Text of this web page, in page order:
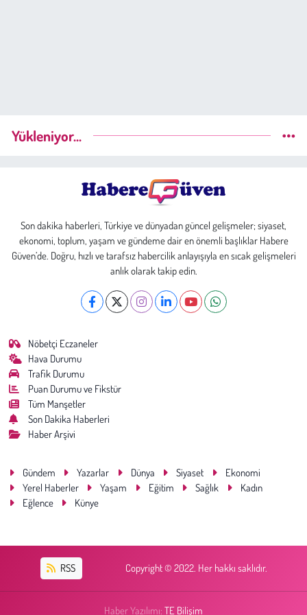
Yükleniyor...
Son dakika haberleri, Türkiye ve dünyadan güncel gelişmeler; siyaset,
ekonomi, toplum, yaşam ve gündeme dair en önemli başlıklar Habere
Güven’de. Doğru, hızlı ve tarafsız habercilik anlayışıyla en sıcak gelişmeleri
anlık olarak takip edin.
Nöbetçi Eczaneler
Hava Durumu
Trafik Durumu
Puan Durumu ve Fikstür
Tüm Manşetler
Son Dakika Haberleri
Haber Arşivi
Gündem Yazarlar Dünya Siyaset
Ekonomi
Yerel Haberler
Yaşam Eğitim Sağlık
Kadın
Eğlence
Künye
RSS Copyright © 2022. Her hakkı saklıdır.
Haber Yazılımı: TE Bilişim